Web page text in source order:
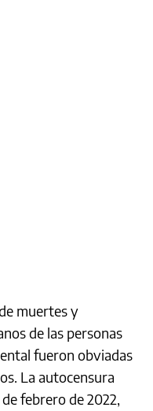
muertes y
de las personas
fueron obviadas
La autocensura
febrero de 2022,